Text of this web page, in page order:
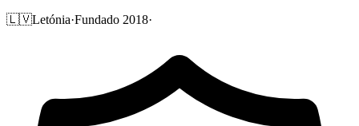
🇱🇻Letónia·Fundado 2018·